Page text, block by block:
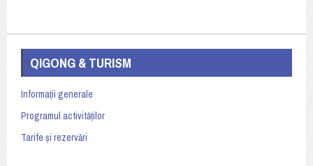
QIGONG & TURISM
Informații generale
Programul activităților
Tarife și rezervări